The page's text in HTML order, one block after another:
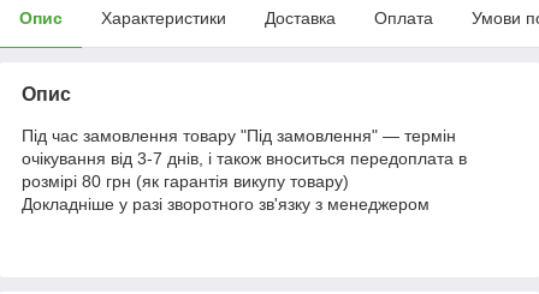
Опис Характеристики Доставка Оплата Умови
Опис
Під час замовлення товару "Під замовлення" — термін
очікування від 3-7 днів, і також вноситься передоплата в
розмірі 80 грн (як гарантія викупу товару)
Докладніше у разі зворотного зв'язку з менеджером